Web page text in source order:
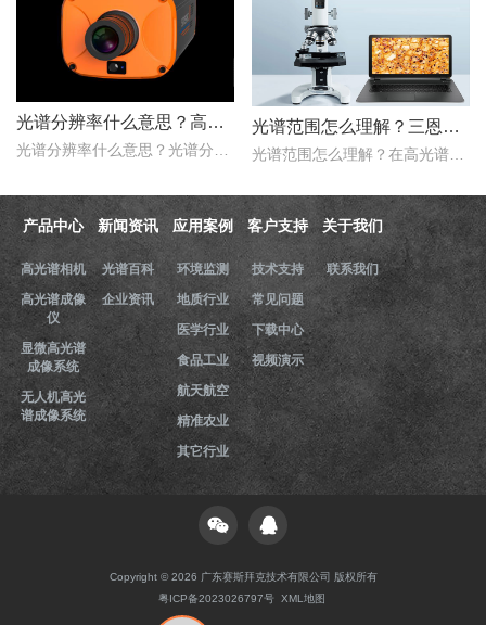
光谱分辨率什么意思？高光谱成像仪光谱分辨率范围多少？
光谱分辨率什么意思？光谱分辨率是评价高光谱成像仪性能的一个重要的指标，只是探测器在波长色散的方向，光谱仪器达到光谱响应峰值的半时，这两个波长之间的波长宽度。那么..
光谱范围怎么理解？三恩时高光谱成像仪光谱范围是多少nm？
产品中心
高光谱相机
高光谱成像
仪
显微高光谱
成像系统
无人机高光
谱成像系统
新闻资讯
光谱百科
企业资讯
应用案例
环境监测
地质行业
医学行业
食品工业
航天航空
精准农业
其它行业
客户支持
技术支持
常见问题
下载中心
视频演示
关于我们
联系我们
Copyright © 2026 广东赛斯拜克技术有限公司 版权所有
粤ICP备2023026797号 XML地图